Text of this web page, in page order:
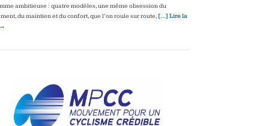
ambitieuse : quatre modèles, une même obsession du
du maintien et du confort, que l’on roule sur route, […] Lire la